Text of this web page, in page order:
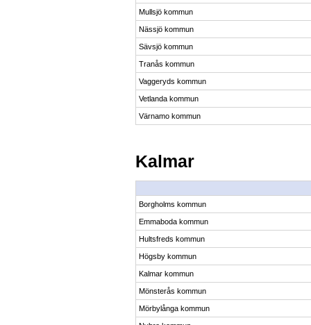
Mullsjö kommun
Nässjö kommun
Sävsjö kommun
Tranås kommun
Vaggeryds kommun
Vetlanda kommun
Värnamo kommun
Kalmar
Borgholms kommun
Emmaboda kommun
Hultsfreds kommun
Högsby kommun
Kalmar kommun
Mönsterås kommun
Mörbylånga kommun